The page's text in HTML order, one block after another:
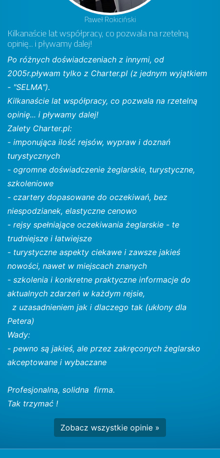
Paweł Rokiciński
Kilkanaście lat współpracy, co pozwala na rzetelną
opinię... i pływamy dalej!
Po różnych doświadczeniach z innymi, od
2005r.pływam tylko z Charter.pl (z jednym wyjątkiem
- "SELMA").
Kilkanaście lat współpracy, co pozwala na rzetelną
opinię... i pływamy dalej!
Zalety Charter.pl:
- imponująca ilość rejsów, wypraw i doznań
turystycznych
- ogromne doświadczenie żeglarskie, turystyczne,
szkoleniowe
- czartery dopasowane do oczekiwań, bez
niespodzianek, elastyczne cenowo
- rejsy spełniające oczekiwania żeglarskie - te
trudniejsze i łatwiejsze
- turystyczne aspekty ciekawe i zawsze jakieś
nowości, nawet w miejscach znanych
- szkolenia i konkretne praktyczne informacje do
aktualnych zdarzeń w każdym rejsie,
z uzasadnieniem jak i dlaczego tak (ukłony dla
Petera)
Wady:
- pewno są jakieś, ale przez zakręconych żeglarsko
akceptowane i wybaczane
Profesjonalna, solidna firma.
Tak trzymać !
Zobacz wszystkie opinie »